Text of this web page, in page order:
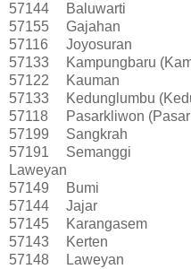
57144
Baluwarti
57155
Gajahan
57116
Joyosuran
57133
Kampungbaru
57122
Kauman
57133
Kedunglumbu
57118
Pasarkliwon
57199
Sangkrah
57191
Semanggi
Laweyan
57149
Bumi
57144
Jajar
57145
Karangasem
57143
Kerten
57148
Laweyan